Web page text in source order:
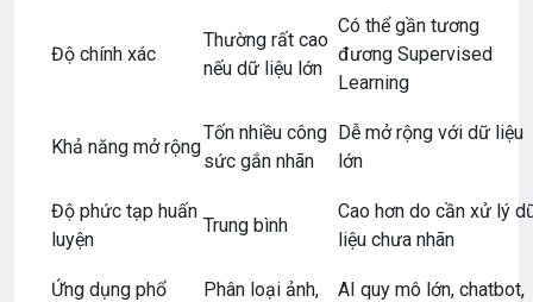
Độ chính xác
Thường rất cao
nếu dữ liệu lớn
Có thể gần tương
đương Supervised
Learning
Khả năng mở rộng
Tốn nhiều công
sức gắn nhãn
Dễ mở rộng với dữ liệu
lớn
Độ phức tạp huấn
luyện
Trung bình
Cao hơn do cần xử lý
liệu chưa nhãn
Ứng dụng phổ
Phân loại ảnh,
AI quy mô lớn, chatbot,